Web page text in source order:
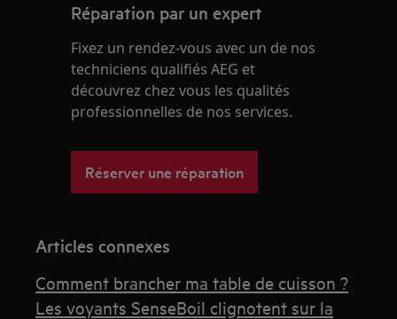
Réparation par un expert
Fixez un rendez-vous avec un de nos
techniciens qualifiés AEG et
découvrez chez vous les qualités
professionnelles de nos services.
Réserver une réparation
Articles connexes
Comment brancher ma table de cuisson ?
Les voyants SenseBoil clignotent sur la